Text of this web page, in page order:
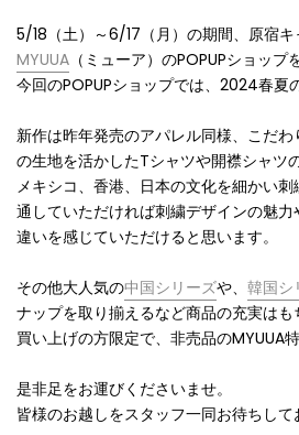
5/18（土）～6/17（月）の期間、原宿キ
MYUUA （ミューア）のPOPUPショップ
今回のPOPUPショップでは、2024春夏
新作は昨年発売のアパレル同様、こだ
の生地を活かしたTシャツや開襟シャツ
メキシコ、香港、日本の文化を細かい
通していただければ刺繍デザインの魅
違いを感じていただけると思います。
その他大人気の中国シリーズや、 韓国シ
ナップを取り揃えるなど商品の充実はも
買い上げの方限定で、非売品のMYUUA
是非足をお運びくださいませ。
皆様のお越しをスタッフ一同お待ちして